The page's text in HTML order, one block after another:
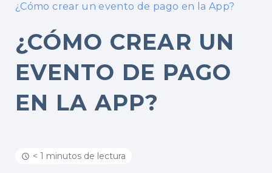
¿Cómo crear un evento de pago en la App?
¿CÓMO CREAR UN
EVENTO DE PAGO
EN LA APP?
< 1 minutos de lectura